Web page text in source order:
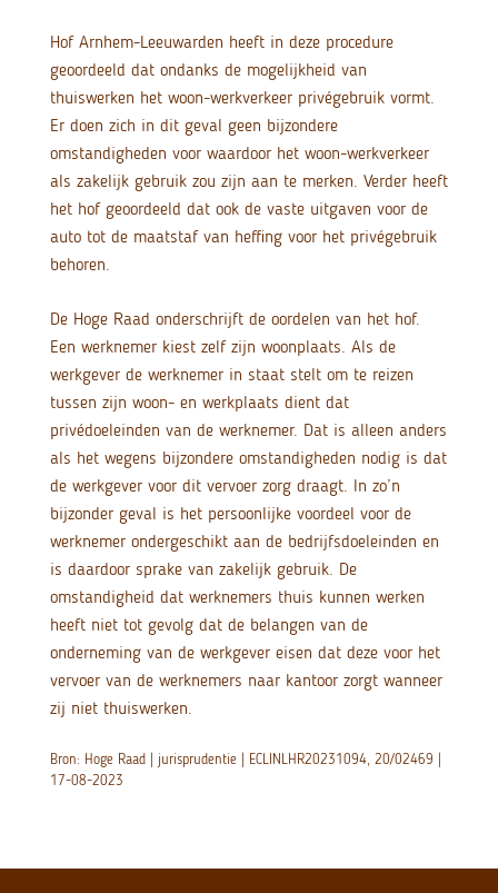
Hof Arnhem-Leeuwarden heeft in deze procedure
geoordeeld dat ondanks de mogelijkheid van
thuiswerken het woon-werkverkeer privégebruik vormt.
Er doen zich in dit geval geen bijzondere
omstandigheden voor waardoor het woon-werkverkeer
als zakelijk gebruik zou zijn aan te merken. Verder heeft
het hof geoordeeld dat ook de vaste uitgaven voor de
auto tot de maatstaf van heffing voor het privégebruik
behoren.
De Hoge Raad onderschrijft de oordelen van het hof.
Een werknemer kiest zelf zijn woonplaats. Als de
werkgever de werknemer in staat stelt om te reizen
tussen zijn woon- en werkplaats dient dat
privédoeleinden van de werknemer. Dat is alleen anders
als het wegens bijzondere omstandigheden nodig is dat
de werkgever voor dit vervoer zorg draagt. In zo’n
bijzonder geval is het persoonlijke voordeel voor de
werknemer ondergeschikt aan de bedrijfsdoeleinden en
is daardoor sprake van zakelijk gebruik. De
omstandigheid dat werknemers thuis kunnen werken
heeft niet tot gevolg dat de belangen van de
onderneming van de werkgever eisen dat deze voor het
vervoer van de werknemers naar kantoor zorgt wanneer
zij niet thuiswerken.
Bron: Hoge Raad | jurisprudentie | ECLINLHR20231094, 20/02469 |
17-08-2023